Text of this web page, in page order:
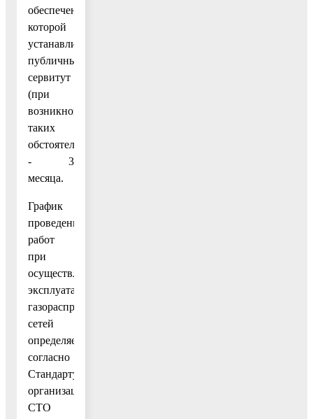
обеспечения
которой
устанавливается
публичный
сервитут
(при
возникновении
таких
обстоятельств)
- 3
месяца.
График
проведения
работ
при
осуществлении
эксплуатации
газораспределительных
сетей
определяется
согласно
Стандарту
организации
СТО